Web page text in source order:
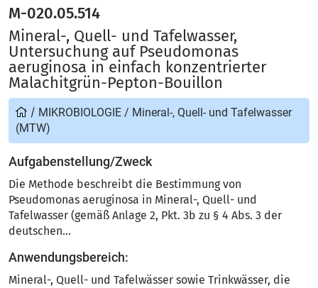
M-020.05.514
Mineral-, Quell- und Tafelwasser,
Untersuchung auf Pseudomonas
aeruginosa in einfach konzentrierter
Malachitgrün-Pepton-Bouillon
/ MIKROBIOLOGIE / Mineral-, Quell- und Tafelwasser
(MTW)
Aufgabenstellung/Zweck
Die Methode beschreibt die Bestimmung von
Pseudomonas aeruginosa in Mineral-, Quell- und
Tafelwasser (gemäß Anlage 2, Pkt. 3b zu § 4 Abs. 3 der
deutschen...
Anwendungsbereich:
Mineral-, Quell- und Tafelwässer sowie Trinkwässer, die